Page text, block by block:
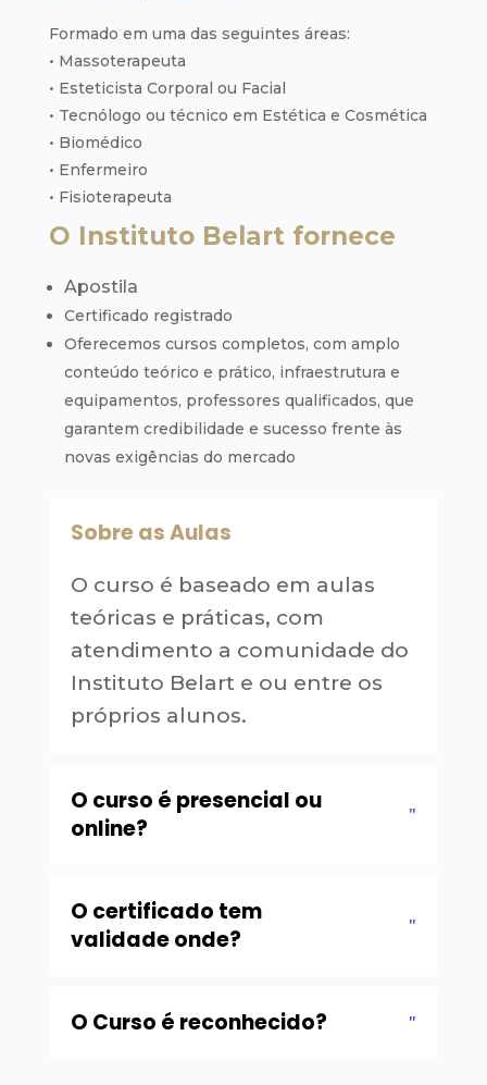
Formado em uma das seguintes áreas:
• Massoterapeuta
• Esteticista Corporal ou Facial
• Tecnólogo ou técnico em Estética e Cosmética
• Biomédico
• Enfermeiro
• Fisioterapeuta
O Instituto Belart fornece
Apostila
Certificado registrado
Oferecemos cursos completos, com amplo
conteúdo teórico e prático, infraestrutura e
equipamentos, professores qualificados, que
garantem credibilidade e sucesso frente às
novas exigências do mercado
Sobre as Aulas
O curso é baseado em aulas
teóricas e práticas, com
atendimento a comunidade do
Instituto Belart e ou entre os
próprios alunos.
O curso é presencial ou
online?
O certificado tem
validade onde?
O Curso é reconhecido?